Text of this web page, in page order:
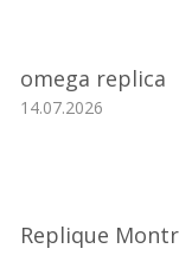
omega replica
14.07.2026
Replique